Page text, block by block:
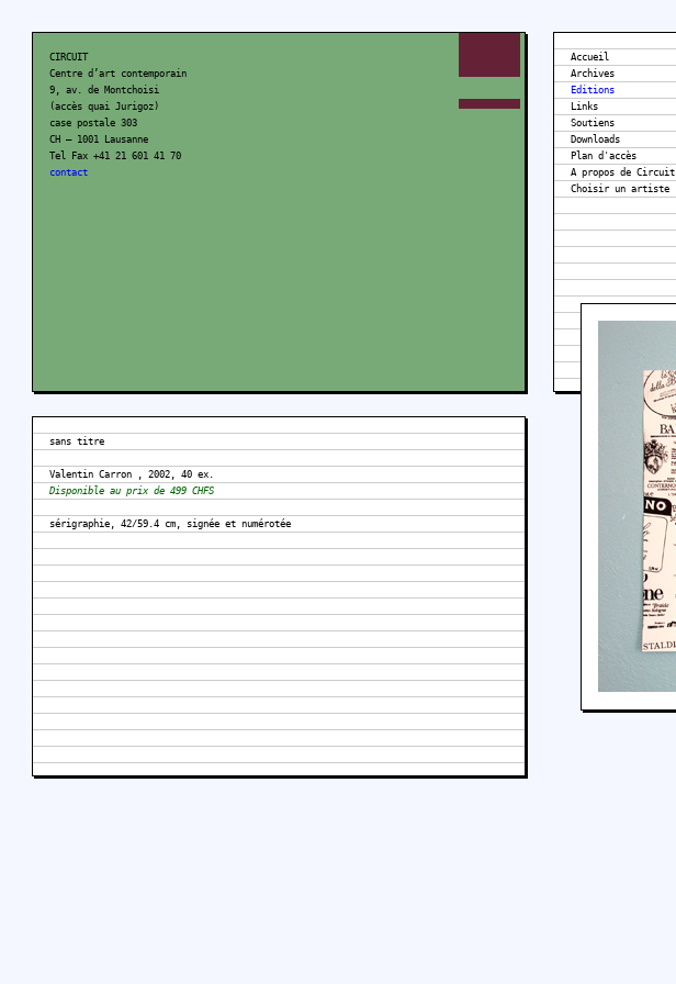
CIRCUIT
Centre d’art contemporain
9, av. de Montchoisi
(accès quai Jurigoz)
case postale 303
CH – 1001 Lausanne
Tel Fax +41 21 601 41 70
contact
Accueil
Archives
Editions
Links
Soutiens
Downloads
Plan d'accès
A propos de Circuit
sans titre
Valentin Carron , 2002, 40 ex.
Disponible au prix de 499 CHFS
sérigraphie, 42/59.4 cm, signée et numérotée